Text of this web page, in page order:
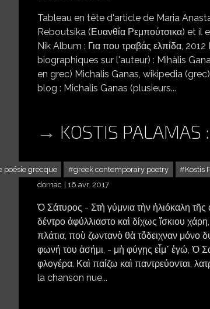
Tableau en tête d'article de Maria
Reboutsika (Ευανθία Ρεμπούτσικα) et
Nik Album : Για που τραβάς ελπίδα,
biographiques sur l'auteur) : Mihàlis
en grec) Michalis Ganas, wikipedia
blog : Michalis Ganas (plusieurs...
KOSTIS PALAMAS
poésie grecque greek contemporary poetry Kostis
dornac
16 avr. 2017
Ὁ Σάτυρος - Στὴ γύμνια τὴν ἡλιόκαλη τῆς
δέντρο ἀφύλλιαστο καὶ δίχως ἴσκιου
πλάτια, ποὺ ζωντανὸ θὰ τὄδειχναν μόνο
φωνή του ἀσήμι, - μὴ φύγῃς εἶμ᾿ ἐγώ, Ὁ
φλογέρα. Καὶ παίζω καὶ παντρεύονται,
la chanson nue...